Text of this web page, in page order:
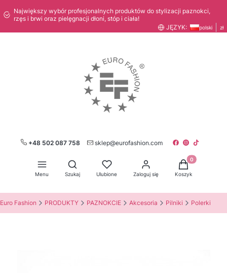
Największy wybór profesjonalnych produktów do stylizacji paznokci,
rzęs i brwi oraz pielęgnacji dłoni, stóp i ciała!
JĘZYK:
polski zł
+48 502 087 758 sklep@eurofashion.com
Menu
Otwórz wyszukiwarkę
Szukaj Ulubione Zaloguj się
Produkty w
Koszyk
Euro Fashion PRODUKTY PAZNOKCIE Akcesoria Pilniki Polerki